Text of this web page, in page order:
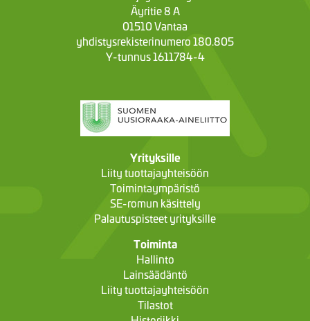
Äyritie 8 A
01510 Vantaa
yhdistysrekisterinumero 180.805
Y-tunnus 1611784-4
Yrityksille
Liity tuottajayhteisöön
Toimintaympäristö
SE-romun käsittely
Palautuspisteet yrityksille
Toiminta
Hallinto
Lainsäädäntö
Liity tuottajayhteisöön
Tilastot